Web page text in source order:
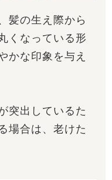
髪の生え際から
くなっている形
かな印象を与え
突出しているた
場合は、老けた